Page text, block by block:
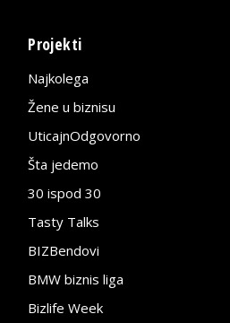
Projekti
Najkolega
Žene u biznisu
UticajnOdgovorno
Šta jedemo
30 ispod 30
Tasty Talks
BIZBendovi
BMW biznis liga
Bizlife Week